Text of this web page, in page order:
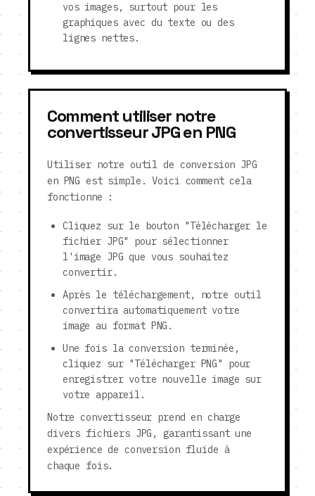
vos images, surtout pour les
graphiques avec du texte ou des
lignes nettes.
Comment utiliser notre
convertisseur JPG en PNG
Utiliser notre outil de conversion JPG
en PNG est simple. Voici comment cela
fonctionne :
Cliquez sur le bouton "Télécharger le
fichier JPG" pour sélectionner
l'image JPG que vous souhaitez
convertir.
Après le téléchargement, notre outil
convertira automatiquement votre
image au format PNG.
Une fois la conversion terminée,
cliquez sur "Télécharger PNG" pour
enregistrer votre nouvelle image sur
votre appareil.
Notre convertisseur prend en charge
divers fichiers JPG, garantissant une
expérience de conversion fluide à
chaque fois.